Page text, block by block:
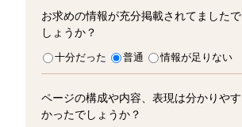
お求めの情報が充分掲載されてましたで
しょうか？
十分だった 普通 情報が足りない
ページの構成や内容、表現は分かりやす
かったでしょうか？